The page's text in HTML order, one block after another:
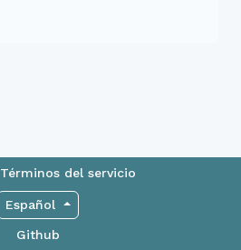
Términos del servicio
Español
Github